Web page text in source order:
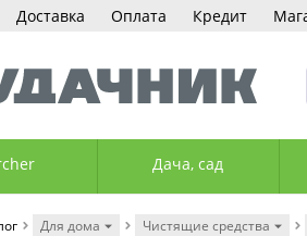
Доставка Оплата Кредит
Дача, сад
Для дома Чистящие средства